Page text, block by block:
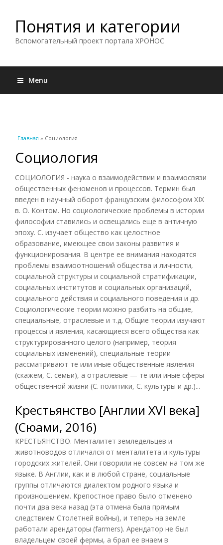
Понятия и категории
Вспомогательный проект портала ХРОНОС
Menu
Вы здесь
Главная » Социология
Социология
СОЦИОЛОГИЯ - наука о взаимодействии и взаимосвязи
общественных феноменов и процессов. Термин был
введен в научный оборот французским философом XIX
в. О. Контом. Но социологические проблемы в истории
философии ставились и освещались еще в античную
эпоху. С. изучает общество как целостное
образование, имеющее свои законы развития и
функционирования. В центре ее внимания находятся
проблемы взаимоотношений общества и личности,
социальной структуры и социальной стратификации,
социальных институтов и социальных организаций,
социального действия и социального поведения и др.
Социологические теории можно разбить на общие,
специальные, отраслевые и т.д. Общие теории изучают
процессы и явления, касающиеся всего общества как
структурированного целого (например, теория
социальных изменений), специальные теории
рассматривают те или иные общественные явления
(скажем, С. семьи), а отраслевые — те или иные сферы
общественной жизни (С. политики, С. культуры и др.)...
Крестьянство [Англии XVI века]
(Сюами, 2016)
КРЕСТЬЯНСТВО. Менталитет земледельцев и
животноводов отличался от менталитета и культуры
городских жителей. Они говорили не совсем на том же
языке. В Англии, как и в любой стране, социальные
группы отличаются диалектом родного языка и
произношением. Крепостное право было отменено
почти два века назад (эта отмена была прямым
следствием Столетней войны), и теперь на земле
работали арендаторы (farmers). Арендатор не был
владельцем своей фермы, а брал ее внаем в